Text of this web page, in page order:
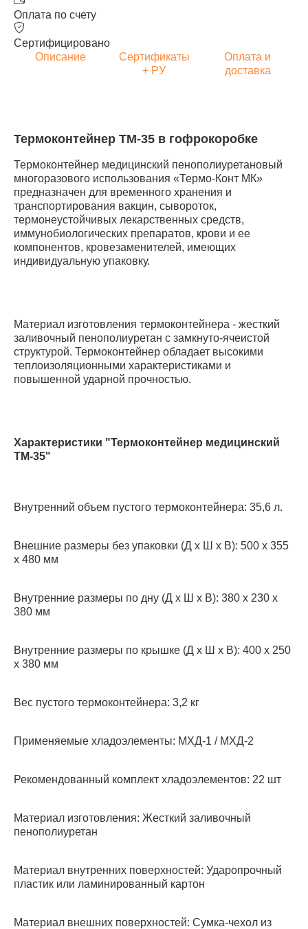
Оплата по счету
Сертифицировано
Описание
Сертификаты
+ РУ
Оплата и
доставка
Термоконтейнер ТМ-35 в гофрокоробке
Термоконтейнер медицинский пенополиуретановый
многоразового использования «Термо-Конт МК»
предназначен для временного хранения и
транспортирования вакцин, сывороток,
термонеустойчивых лекарственных средств,
иммунобиологических препаратов, крови и ее
компонентов, кровезаменителей, имеющих
индивидуальную упаковку.
Материал изготовления термоконтейнера - жесткий
заливочный пенополиуретан с замкнуто-ячеистой
структурой. Термоконтейнер обладает высокими
теплоизоляционными характеристиками и
повышенной ударной прочностью.
Характеристики "Термоконтейнер медицинский
ТМ-35"
Внутренний объем пустого термоконтейнера: 35,6 л.
Внешние размеры без упаковки (Д х Ш х В): 500 x 355
x 480 мм
Внутренние размеры по дну (Д х Ш х В): 380 х 230 х
380 мм
Внутренние размеры по крышке (Д х Ш х В): 400 х 250
х 380 мм
Вес пустого термоконтейнера: 3,2 кг
Применяемые хладоэлементы: МХД-1 / МХД-2
Рекомендованный комплект хладоэлементов: 22 шт
Материал изготовления: Жесткий заливочный
пенополиуретан
Материал внутренних поверхностей: Ударопрочный
пластик или ламинированный картон
Материал внешних поверхностей: Сумка-чехол из